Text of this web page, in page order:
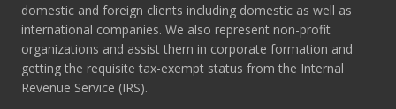
domestic and foreign clients including domestic as well as
international companies. We also represent non-profit
organizations and assist them in corporate formation and
getting the requisite tax-exempt status from the Internal
Revenue Service (IRS).